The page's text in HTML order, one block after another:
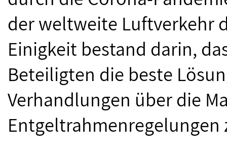
der weltweite Luftverkehr
Einigkeit bestand darin,
Beteiligten die beste
Verhandlungen über die